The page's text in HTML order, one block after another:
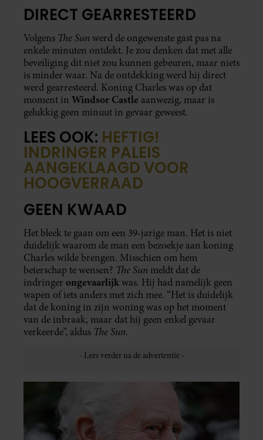
DIRECT GEARRESTEERD
Volgens The Sun werd de ongewenste gast pas na
enkele minuten ontdekt. Je zou denken dat met alle
beveiliging dit niet zou kunnen gebeuren, maar niets
is minder waar. Na de ontdekking werd hij direct
werd gearresteerd. Koning Charles was op dat
moment in Windsor Castle aanwezig, maar is
gelukkig geen minuut in gevaar geweest.
LEES OOK: HEFTIG!
INDRINGER PALEIS
AANGEKLAAGD VOOR
HOOGVERRAAD
GEEN KWAAD
Het bleek te gaan om een 39-jarige man. Het is niet
duidelijk waarom de man een bezoekje aan koning
Charles wilde brengen. Misschien om hem
beterschap te wensen? The Sun meldt dat de
indringer ongevaarlijkwas. Hij had namelijk geen
wapen of iets anders met zich mee. “Het is duidelijk
dat de koning in zijn woning was op het moment
van de inbraak, maar dat hij geen enkel gevaar
verkeerde”, aldus The Sun.